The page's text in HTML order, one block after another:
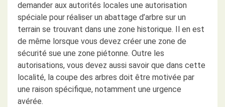
demander aux autorités locales une autorisation
spéciale pour réaliser un abattage d’arbre sur un
terrain se trouvant dans une zone historique. Il en est
de même lorsque vous devez créer une zone de
sécurité sue une zone piétonne. Outre les
autorisations, vous devez aussi savoir que dans cette
localité, la coupe des arbres doit être motivée par
une raison spécifique, notamment une urgence
avérée.